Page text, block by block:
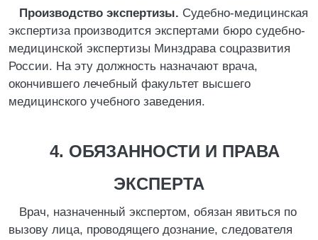
Производство экспертизы. Судебно-медицинская
экспертиза производится экспертами бюро судебно-
медицинской экспертизы Минздрава соцразвития
России. На эту должность назначают врача,
окончившего лечебный факультет высшего
медицинского учебного заведения.
4. ОБЯЗАННОСТИ И ПРАВА
ЭКСПЕРТА
Врач, назначенный экспертом, обязан явиться по
вызову лица, проводящего дознание, следователя